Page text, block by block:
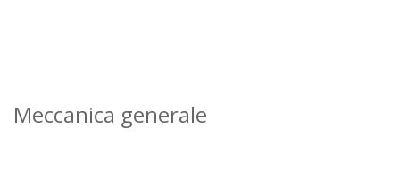
Meccanica generale